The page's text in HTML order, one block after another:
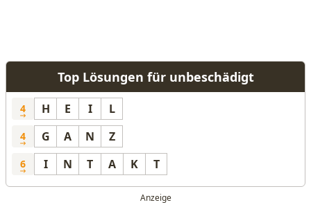
Top Lösungen für unbeschädigt
4 H E I L
4 G A N Z
6 I N T A K T